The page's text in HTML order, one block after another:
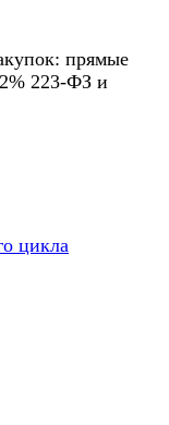
прямые
223-ФЗ и
цикла